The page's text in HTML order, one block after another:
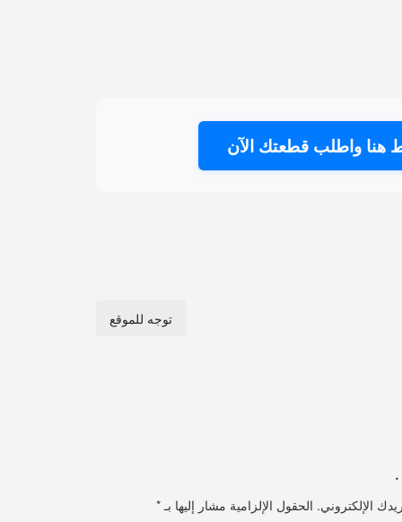
هنا واطلب قطعتك الآن
توجه للموقع
الإلكتروني. الحقول الإلزامية مشار إليها بـ*